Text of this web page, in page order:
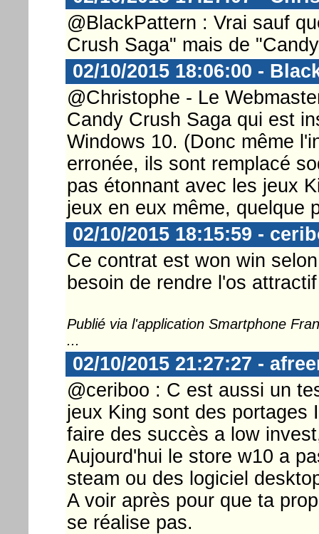
@BlackPattern : Vrai sauf
Crush Saga" mais de
02/10/2015 18:06:00 -
@Christophe - Le
Candy Crush Saga qui est
Windows 10. (Donc même
erronée, ils sont remplacé
pas étonnant avec les jeux
jeux en eux même, quelque
02/10/2015 18:15:59 -
Ce contrat est won win
besoin de rendre l'os attractif
Publié via l'application Smartphone
...
02/10/2015 21:27:27 -
@ceriboo : C est aussi un
jeux King sont des portages
faire des succès a low
Aujourd'hui le store w10 a
steam ou des logiciel
A voir après pour que ta
se réalise pas.